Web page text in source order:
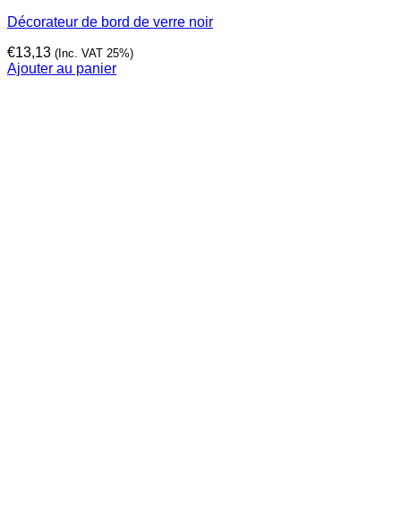
Décorateur de bord de verre noir
€13,13 (Inc. VAT 25%)
Ajouter au panier